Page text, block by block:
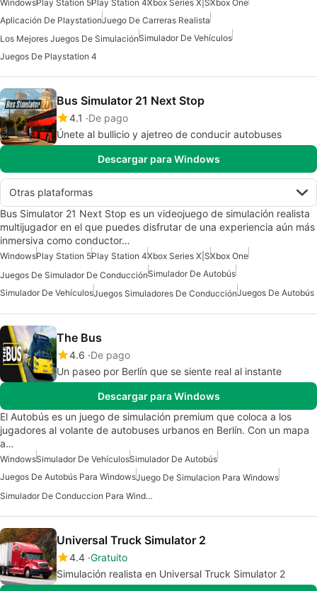
WindowsPlay Station 5Play Station 4Xbox Series X|SXbox One
Aplicación De PlaystationJuego De Carreras Realista
Los Mejores Juegos De SimulaciónSimulador De Vehículos
Juegos De Playstation 4
Bus Simulator 21 Next Stop
4.1
De pago
Únete al bullicio y ajetreo de conducir autobuses
Descargar para Windows
Otras plataformas
Bus Simulator 21 Next Stop es un videojuego de simulación realista
multijugador en el que puedes disfrutar de una experiencia aún más
inmersiva como conductor…
WindowsPlay Station 5Play Station 4Xbox Series X|SXbox One
Juegos De Simulador De ConducciónSimulador De Autobús
Simulador De VehículosJuegos Simuladores De ConducciónJuegos De Autobús
The Bus
4.6 De pago
Un paseo por Berlín que se siente real al instante
Descargar para Windows
El Autobús es un juego de simulación premium que coloca a los
jugadores al volante de autobuses urbanos en Berlín. Con un mapa
a…
WindowsSimulador De VehículosSimulador De Autobús
Juegos De Autobús Para WindowsJuego De Simulacion Para Windows
Simulador De Conduccion Para Windows
Universal Truck Simulator 2
4.4 Gratuito
Simulación realista en Universal Truck Simulator 2